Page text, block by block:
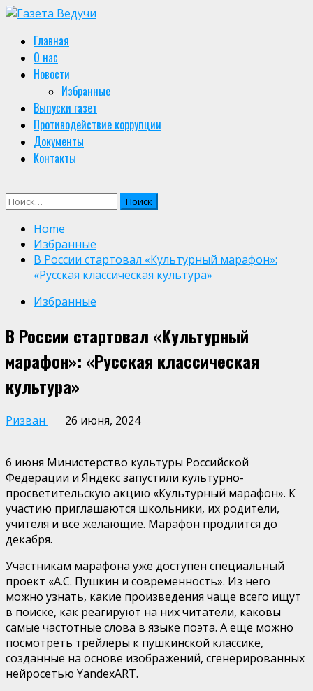
Skip
content
Primary
Menu
Главная
О нас
Новости
Избранные
Выпуски газет
Противодействие коррупции
Документы
Контакты
Найти:
Home
Избранные
В России стартовал «Культурный марафон»:
«Русская классическая культура»
Избранные
В России стартовал «Культурный
марафон»: «Русская классическая
культура»
Ризван 26 июня, 2024
6 июня Министерство культуры Российской
Федерации и Яндекс запустили культурно-
просветительскую акцию «Культурный марафон». К
участию приглашаются школьники, их родители,
учителя и все желающие. Марафон продлится до
декабря.
Участникам марафона уже доступен специальный
проект «А.С. Пушкин и современность». Из него
можно узнать, какие произведения чаще всего ищут
в поиске, как реагируют на них читатели, каковы
самые частотные слова в языке поэта. А еще можно
посмотреть трейлеры к пушкинской классике,
созданные на основе изображений, сгенерированных
нейросетью YandexART.